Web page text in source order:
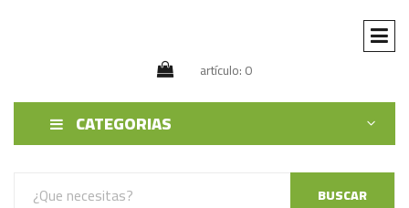
artículo: 0
CATEGORIAS
BUSCAR